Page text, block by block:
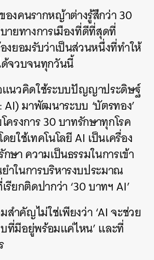
องคนรากหญ้าต่างรู้สึกว่า 30
ายทางการเมืองที่ดีที่สุดที่
งยอมรับว่าเป็นส่วนหนึ่งที่ทำให้
ด้จวบจนทุกวันนี้
แนวคิดใช้ระบบปัญญาประดิษฐ์
มาพัฒนาระบบ ‘บัตรทอง’
รงการ 30 บาทรักษาทุกโรค
ใช้เทคโนโลยี AI เป็นเครื่อง
ษา ความเป็นธรรมในการเข้า
ำในการบริหารงบประมาณ
ยกติดปากว่า ‘30 บาทฯ AI’
สำคัญไม่ใช่เพียงว่า ‘AI จะช่วย
บที่มีอยู่พร้อมแค่ไหน’ และที่